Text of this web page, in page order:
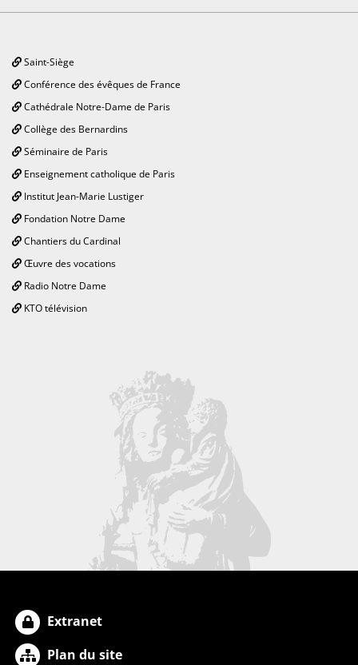
Saint-Siège
Conférence des évêques de France
Cathédrale Notre-Dame de Paris
Collège des Bernardins
Séminaire de Paris
Enseignement catholique de Paris
Institut Jean-Marie Lustiger
Fondation Notre Dame
Chantiers du Cardinal
Œuvre des vocations
Radio Notre Dame
KTO télévision
Extranet
Plan du site